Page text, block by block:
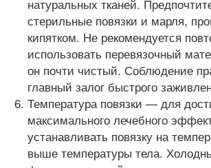
натуральных тканей.
стерильные повязки и марля,
кипятком. Не рекомендуется
использовать перевязочный
он почти чистый. Соблюдение
главный залог быстрого
Температура повязки — для
максимального лечебного
устанавливать повязку на
выше температуры тела.